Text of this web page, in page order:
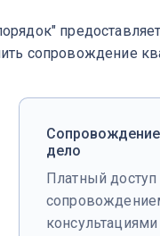
сопровождение
дело
Платный